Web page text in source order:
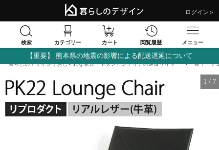
ログイン＞
検索 カテゴリー カート 閲覧履歴 メニュー
【重要】 熊本県の地震の影響による配送遅延について
暮らしのデザイン｜おしゃれな家具・モダンインテリアの通販サイト 椅子・チ
1 / 7